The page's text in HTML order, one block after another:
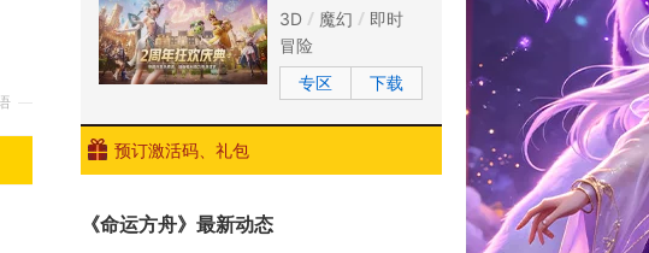
3D 魔幻
即时
冒险
专区
下载
预订激活码、礼包
《命运方舟》最新动态